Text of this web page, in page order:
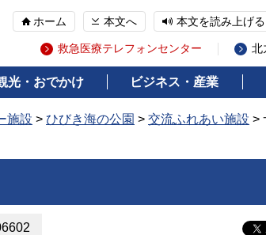
ホーム 本文へ 本文を読み上げる
救急医療テレフォンセンター 北
光・おでかけ ビジネス・産業
施設 > ひびき海の公園 > 交流ふれあい施設 >